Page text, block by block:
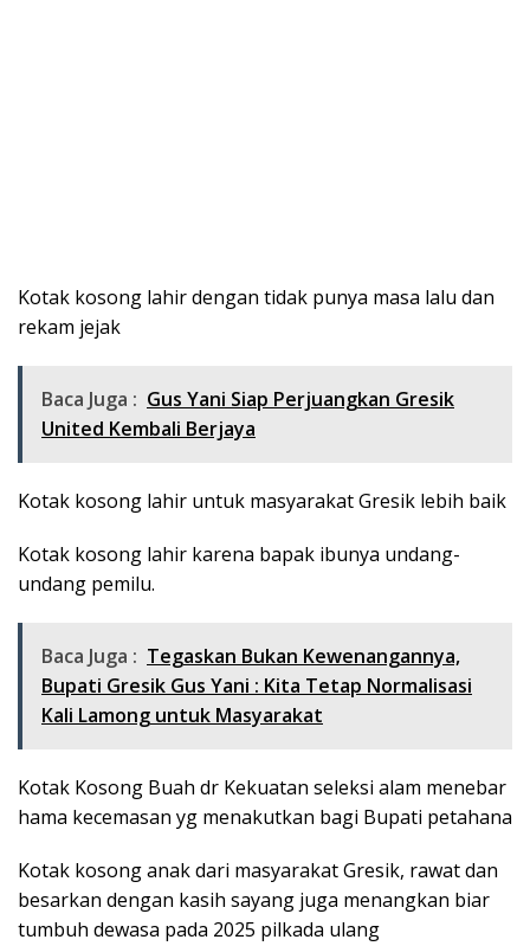
Kotak kosong lahir dengan tidak punya masa lalu dan
rekam jejak
Baca Juga : Gus Yani Siap Perjuangkan Gresik
United Kembali Berjaya
Kotak kosong lahir untuk masyarakat Gresik lebih baik
Kotak kosong lahir karena bapak ibunya undang-
undang pemilu.
Baca Juga : Tegaskan Bukan Kewenangannya,
Bupati Gresik Gus Yani : Kita Tetap Normalisasi
Kali Lamong untuk Masyarakat
Kotak Kosong Buah dr Kekuatan seleksi alam menebar
hama kecemasan yg menakutkan bagi Bupati petahana
Kotak kosong anak dari masyarakat Gresik, rawat dan
besarkan dengan kasih sayang juga menangkan biar
tumbuh dewasa pada 2025 pilkada ulang